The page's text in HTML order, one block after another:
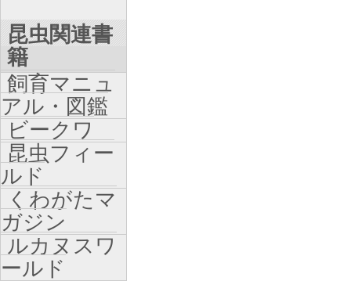
昆虫関連書
籍
飼育マニュ
アル・図鑑
ビークワ
昆虫フィー
ルド
くわがたマ
ガジン
ルカヌスワ
ールド